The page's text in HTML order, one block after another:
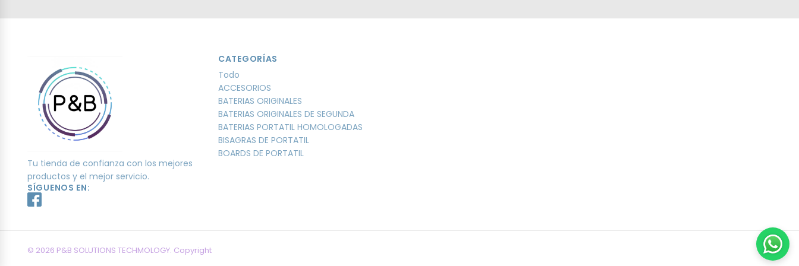
Tu tienda de confianza con los mejores
productos y el mejor servicio.
SÍGUENOS EN:
CATEGORÍAS
Todo
ACCESORIOS
BATERIAS ORIGINALES
BATERIAS ORIGINALES DE SEGUNDA
BATERIAS PORTATIL HOMOLOGADAS
BISAGRAS DE PORTATIL
BOARDS DE PORTATIL
© 2026 P&B SOLUTIONS TECHMOLOGY. Copyright